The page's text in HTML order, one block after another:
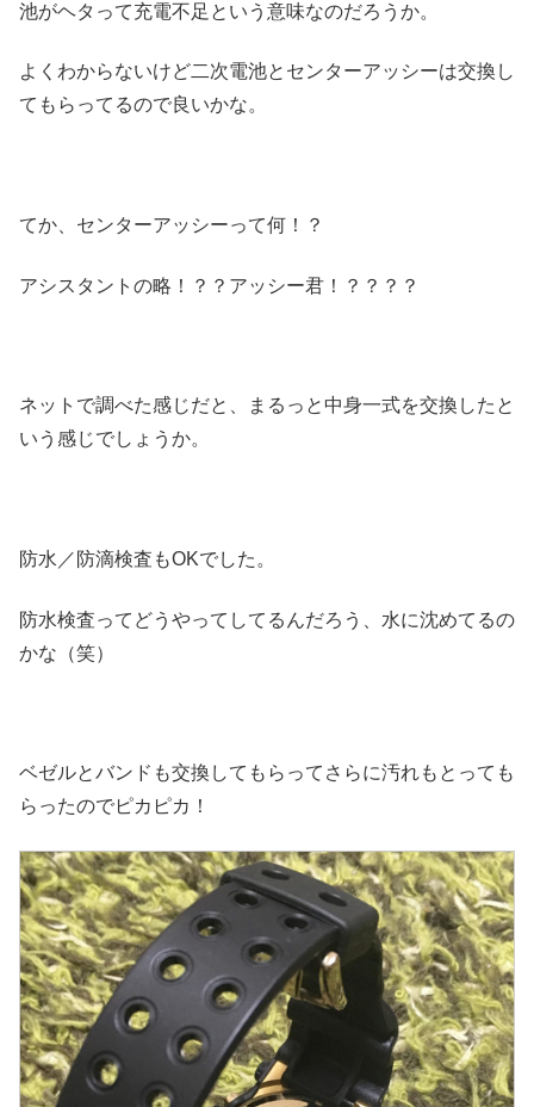
池がヘタって充電不足という意味なのだろうか。
よくわからないけど二次電池とセンターアッシーは交換し
てもらってるので良いかな。
てか、センターアッシーって何！？
アシスタントの略！？？アッシー君！？？？？
ネットで調べた感じだと、まるっと中身一式を交換したと
いう感じでしょうか。
防水／防滴検査もOKでした。
防水検査ってどうやってしてるんだろう、水に沈めてるの
かな（笑）
ベゼルとバンドも交換してもらってさらに汚れもとっても
らったのでピカピカ！